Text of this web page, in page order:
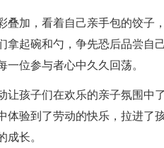
叠加，看着自己亲手包的饺子
拿起碗和勺，争先恐后品尝自
一位参与者心中久久回荡。
让孩子们在欢乐的亲子氛围
体验到了劳动的快乐，拉进了
成长。